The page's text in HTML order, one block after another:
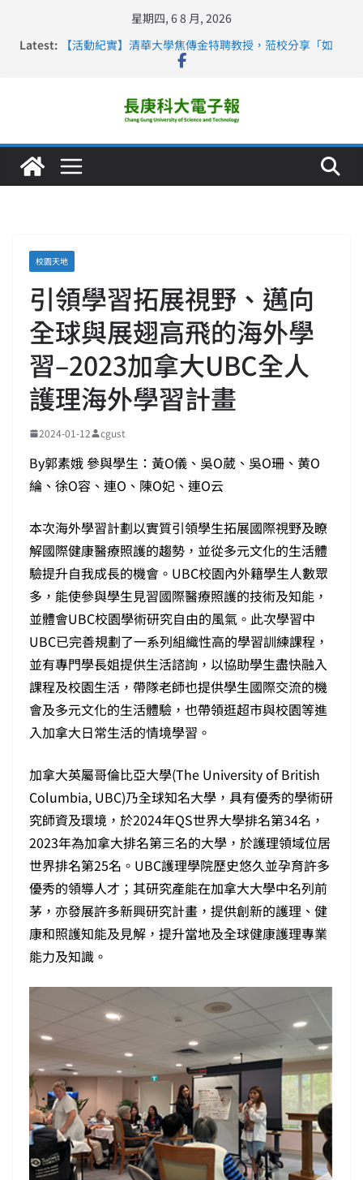
星期四, 6 8 月, 2026
Latest:
【活動紀實】清華大學焦傳金特聘教授，蒞校分享「如
長庚科大連四年穩居《遠見》醫學大學第5名 辦學實力再
深化永續醫療 長庚科大攜菲、印頂尖大學跨國合作
長庚科大護理系勇奪2026羅馬尼亞歐洲盃國際發明展雙
金牌暨雙特別獎 AI智慧照護與護理教育創新獲國際肯定
校園天地
引領學習拓展視野、邁向
全球與展翅高飛的海外學
習–2023加拿大UBC全人
護理海外學習計畫
2024-01-12 cgust
By郭素娥 參與學生：黃O儀、吳O葳、吳O珊、黄O
綸、徐O容、連O、陳O妃、連O云
本次海外學習計劃以實質引領學生拓展國際視野及瞭
解國際健康醫療照護的趨勢，並從多元文化的生活體
驗提升自我成長的機會。UBC校園內外籍學生人數眾
多，能使參與學生見習國際醫療照護的技術及知能，
並體會UBC校園學術研究自由的風氣。此次學習中
UBC已完善規劃了一系列組織性高的學習訓練課程，
並有專門學長姐提供生活諮詢，以協助學生盡快融入
課程及校園生活，帶隊老師也提供學生國際交流的機
會及多元文化的生活體驗，也帶領逛超市與校園等進
入加拿大日常生活的情境學習。
加拿大英屬哥倫比亞大學(The University of British
Columbia, UBC)乃全球知名大學，具有優秀的學術研
究師資及環境，於2024年QS世界大學排名第34名，
2023年為加拿大排名第三名的大學，於護理領域位居
世界排名第25名。UBC護理學院歷史悠久並孕育許多
優秀的領導人才；其研究產能在加拿大大學中名列前
茅，亦發展許多新興研究計畫，提供創新的護理、健
康和照護知能及見解，提升當地及全球健康護理專業
能力及知識。